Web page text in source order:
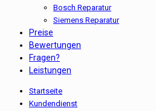
Bosch Reparatur
Siemens Reparatur
Preise
Bewertungen
Fragen?
Leistungen
Startseite
Kundendienst